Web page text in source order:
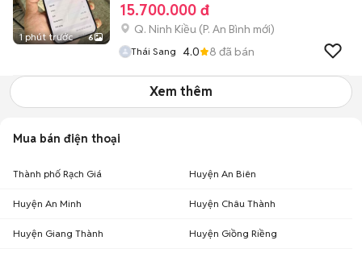
1 phút trước 6
15.700.000 đ
Q. Ninh Kiều (P. An Bình mới)
Thái Sang 4.0 8 đã bán
Xem thêm
Mua bán điện thoại
Thành phố Rạch Giá Huyện An Biên
Huyện An Minh Huyện Châu Thành
Huyện Giang Thành Huyện Giồng Riềng